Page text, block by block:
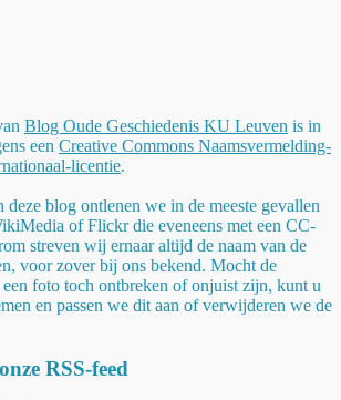
Blog Oude Geschiedenis KU Leuven is in
een Creative Commons Naamsvermelding-
licentie.
deze blog ontlenen we in de meeste gevallen
of Flickr die eveneens met een CC-
streven wij ernaar altijd de naam van de
voor zover bij ons bekend. Mocht de
foto toch ontbreken of onjuist zijn, kunt u
en passen we dit aan of verwijderen we de
RSS-feed